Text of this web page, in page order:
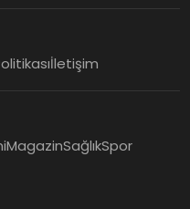
İletişim
MagazinSağlıkSpor